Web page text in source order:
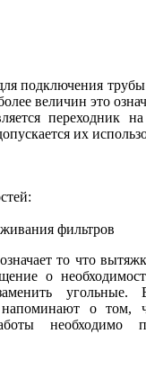
подключения трубы
величин это
переходник
их
фильтров
то что
о
угольные.
о том,
необходимо